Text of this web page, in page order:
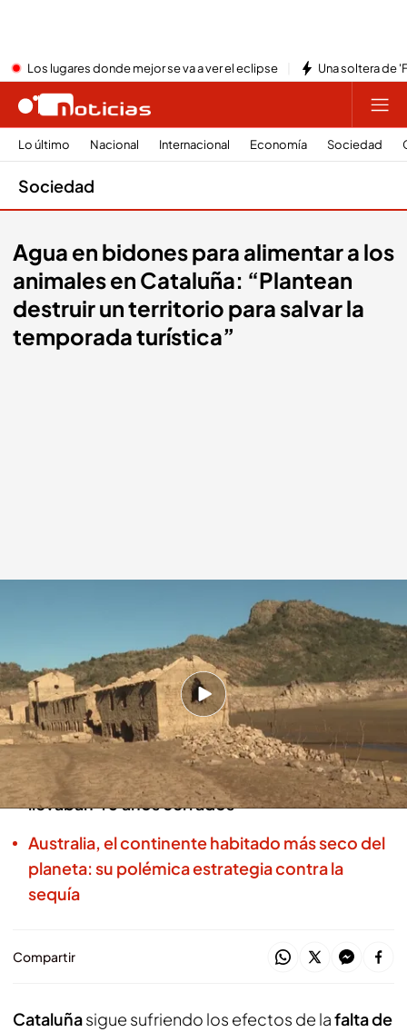
Los lugares donde mejor se va a ver el eclipse Una soltera de
Lo último Nacional Internacional Economía Sociedad
Sociedad
Agua en bidones para alimentar a los
animales en Cataluña: “Plantean
destruir un territorio para salvar la
temporada turística”
Redacción digital Noticias Cuatro
28 FEB 2024 - 10:00h.
No pueden utilizar el agua que sale del pozo
para los animales porque está salada
Nueva orden de reapertura de pozos que
llevaban 40 años cerrados
Australia, el continente habitado más seco del
planeta: su polémica estrategia contra la
sequía
Compartir
Cataluñasigue sufriendo los efectos de lafalta de